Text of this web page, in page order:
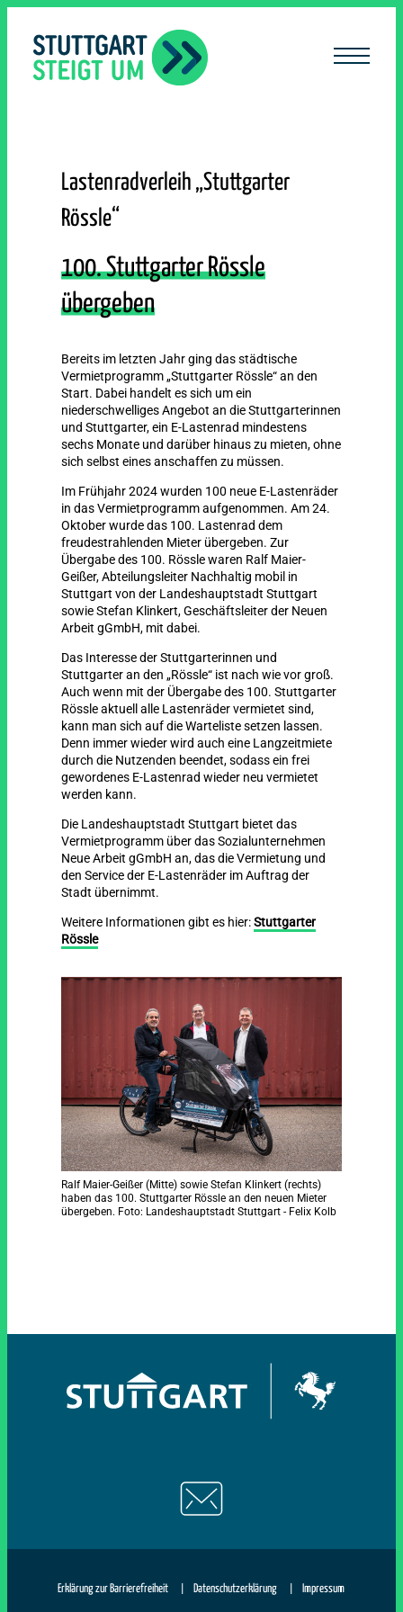
Lastenradverleih „Stuttgarter
Rössle“
100. Stuttgarter Rössle
übergeben
Bereits im letzten Jahr ging das städtische
Vermietprogramm „Stuttgarter Rössle“ an den
Start. Dabei handelt es sich um ein
niederschwelliges Angebot an die Stuttgarterinnen
und Stuttgarter, ein E-Lastenrad mindestens
sechs Monate und darüber hinaus zu mieten, ohne
sich selbst eines anschaffen zu müssen.
Im Frühjahr 2024 wurden 100 neue E-Lastenräder
in das Vermietprogramm aufgenommen. Am 24.
Oktober wurde das 100. Lastenrad dem
freudestrahlenden Mieter übergeben. Zur
Übergabe des 100. Rössle waren Ralf Maier-
Geißer, Abteilungsleiter Nachhaltig mobil in
Stuttgart von der Landeshauptstadt Stuttgart
sowie Stefan Klinkert, Geschäftsleiter der Neuen
Arbeit gGmbH, mit dabei.
Das Interesse der Stuttgarterinnen und
Stuttgarter an den „Rössle“ ist nach wie vor groß.
Auch wenn mit der Übergabe des 100. Stuttgarter
Rössle aktuell alle Lastenräder vermietet sind,
kann man sich auf die Warteliste setzen lassen.
Denn immer wieder wird auch eine Langzeitmiete
durch die Nutzenden beendet, sodass ein frei
gewordenes E-Lastenrad wieder neu vermietet
werden kann.
Die Landeshauptstadt Stuttgart bietet das
Vermietprogramm über das Sozialunternehmen
Neue Arbeit gGmbH an, das die Vermietung und
den Service der E-Lastenräder im Auftrag der
Stadt übernimmt.
Weitere Informationen gibt es hier:Stuttgarter
Rössle
Ralf Maier-Geißer (Mitte) sowie Stefan Klinkert (rechts)
haben das 100. Stuttgarter Rössle an den neuen Mieter
übergeben. Foto: Landeshauptstadt Stuttgart - Felix Kolb
Erklärung zur Barrierefreiheit | Datenschutzerklärung | Impressum